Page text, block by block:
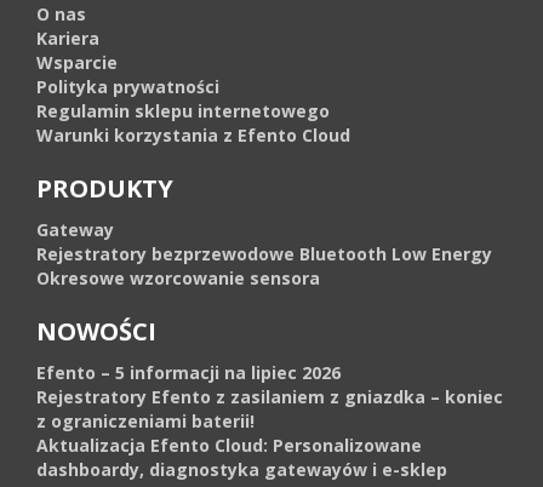
O nas
Kariera
Wsparcie
Polityka prywatności
Regulamin sklepu internetowego
Warunki korzystania z Efento Cloud
PRODUKTY
Gateway
Rejestratory bezprzewodowe Bluetooth Low Energy
Okresowe wzorcowanie sensora
NOWOŚCI
Efento – 5 informacji na lipiec 2026
Rejestratory Efento z zasilaniem z gniazdka – koniec
z ograniczeniami baterii!
Aktualizacja Efento Cloud: Personalizowane
dashboardy, diagnostyka gatewayów i e-sklep